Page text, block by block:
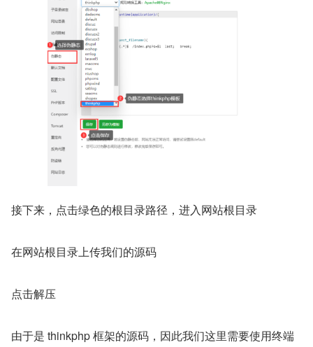
接下来，点击绿色的根目录路径，进入网站根目录
在网站根目录上传我们的源码
点击解压
由于是 thinkphp 框架的源码，因此我们这里需要使用终端